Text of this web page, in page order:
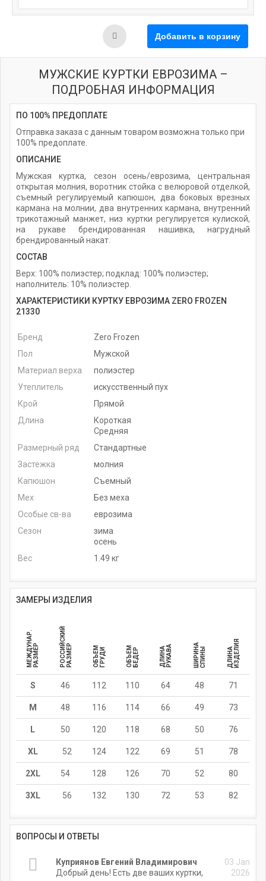
МУЖСКИЕ КУРТКИ ЕВРОЗИМА –
ПОДРОБНАЯ ИНФОРМАЦИЯ
ПО 100% ПРЕДОПЛАТЕ
Отправка заказа с данным товаром возможна только при
100% предоплате.
ОПИСАНИЕ
Мужская куртка, сезон осень/еврозима, центральная
открытая молния, воротник стойка с велюровой отделкой,
съемный регулируемый капюшон, два боковых врезных
кармана на молнии, два внутренних кармана, внутренний
трикотажный манжет, низ куртки регулируется кулиской,
на рукаве брендированная нашивка, нагрудный
брендированный накат.
СОСТАВ
Верх: 100% полиэстер; подклад: 100% полиэстер;
наполнитель: 10% полиэстер.
ХАРАКТЕРИСТИКИ КУРТКУ ЕВРОЗИМА ZERO FROZEN
21330
Бренд
Zero Frozen
Пол
Мужской
Материал верха
полиэстер
Утеплитель
искусственный пух
Крой
Прямой
Длина
Короткая
Средняя
Размерный ряд
Стандартные
Застежка
молния
Капюшон
Съемный
Мех
Без меха
Особые св-ва
еврозима
Сезон
зима
осень
Вес
1.49 кг
ЗАМЕРЫ ИЗДЕЛИЯ
МЕЖДУНАР.РАЗМЕР РОССИЙСКИЙРАЗМЕР ОБЪЕМГРУДИ ОБЪЕМБЕДЕР ДЛИНАРУКАВА ШИРИНАСПИНЫ ДЛИНАИЗДЕЛИЯ
S 46 112 110 64 48 71
M 48 116 114 66 49 73
L 50 120 118 68 50 76
XL 52 124 122 69 51 78
2XL 54 128 126 70 52 80
3XL 56 132 130 72 53 82
ВОПРОСЫ И ОТВЕТЫ
Куприянов Евгений Владимирович
Добрый день! Есть две ваших куртки,
03 Jan
2026